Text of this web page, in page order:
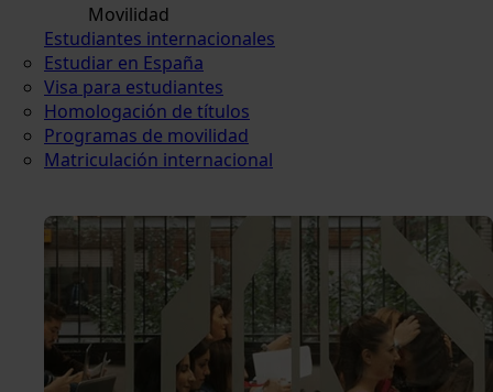
Movilidad
Estudiantes internacionales
Estudiar en España
Visa para estudiantes
Homologación de títulos
Programas de movilidad
Matriculación internacional